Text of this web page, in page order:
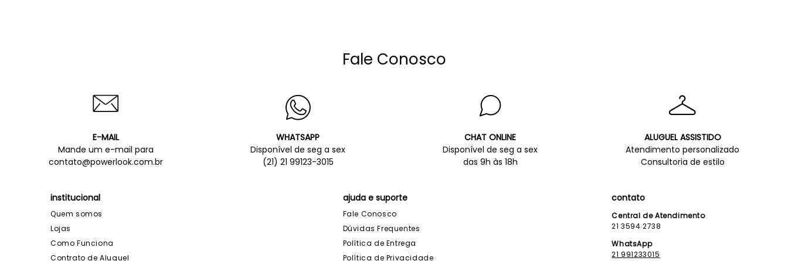
Fale Conosco
E-MAIL
Mande um e-mail para
contato@powerlook.com.br
WHATSAPP
Disponível de seg a sex
(21) 21 99123-3015
CHAT ONLINE
Disponível de seg a sex
das 9h às 18h
ALUGUEL ASSISTIDO
Atendimento personalizado
Consultoria de estilo
institucional
Quem somos
Lojas
Como Funciona
Contrato de Aluguel
ajuda e suporte
Fale Conosco
Dúvidas Frequentes
Política de Entrega
Política de Privacidade
contato
Central de Atendimento
21 3594 2738
WhatsApp
21 991233015